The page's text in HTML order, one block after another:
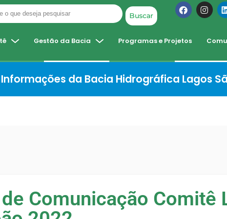
Buscar
Gestão da Bacia Programas e Projetos
da Bacia Hidrográfica Lagos
Comunicação Comitê